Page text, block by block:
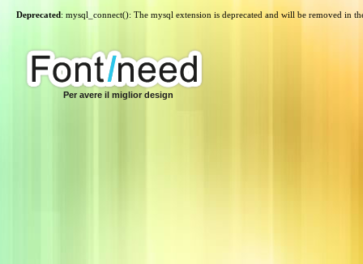
Deprecated: mysql_connect(): The mysql extension is deprecated and will be removed in
Per avere il miglior design